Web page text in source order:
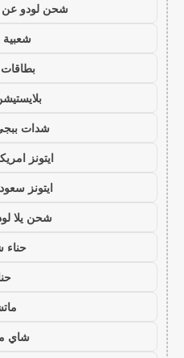
شحن لودو عن
بطاقات
شدات
ايتونز
ايتونز
شحن يلا
حناء
شاي